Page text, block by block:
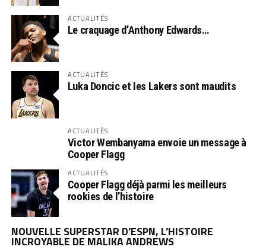
ACTUALITÉS
Le craquage d’Anthony Edwards…
ACTUALITÉS
Luka Doncic et les Lakers sont maudits
ACTUALITÉS
Victor Wembanyama envoie un message à
Cooper Flagg
ACTUALITÉS
Cooper Flagg déjà parmi les meilleurs
rookies de l’histoire
NOUVELLE SUPERSTAR D’ESPN, L’HISTOIRE
INCROYABLE DE MALIKA ANDREWS